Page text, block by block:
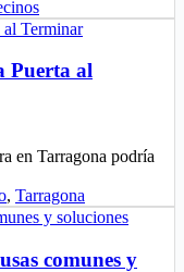
Puerta al
en Tarragona podría
, Tarragona
comunes y